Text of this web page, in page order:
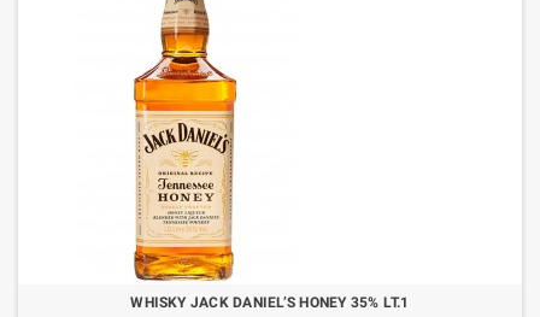
WHISKY JACK DANIEL’S HONEY 35% LT.1